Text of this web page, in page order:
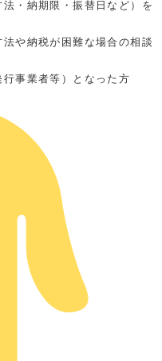
法・納期限・振替日など）を
や納税が困難な場合の相談
事業者等）となった方